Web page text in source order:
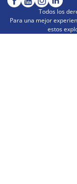
Todos los
Para una mejor
estos